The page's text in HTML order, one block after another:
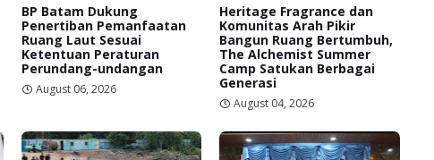
BP Batam Dukung
Penertiban Pemanfaatan
Ruang Laut Sesuai
Ketentuan Peraturan
Perundang-undangan
August 06, 2026
Heritage Fragrance dan
Komunitas Arah Pikir
Bangun Ruang Bertumbuh,
The Alchemist Summer
Camp Satukan Berbagai
Generasi
August 04, 2026